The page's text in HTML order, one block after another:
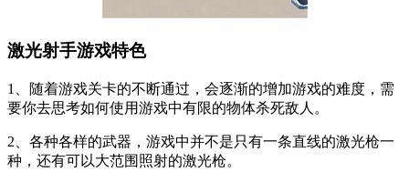
激光射手游戏特色
1、随着游戏关卡的不断通过，会逐渐的增加游戏的难度，需
要你去思考如何使用游戏中有限的物体杀死敌人。
2、各种各样的武器，游戏中并不是只有一条直线的激光枪一
种，还有可以大范围照射的激光枪。